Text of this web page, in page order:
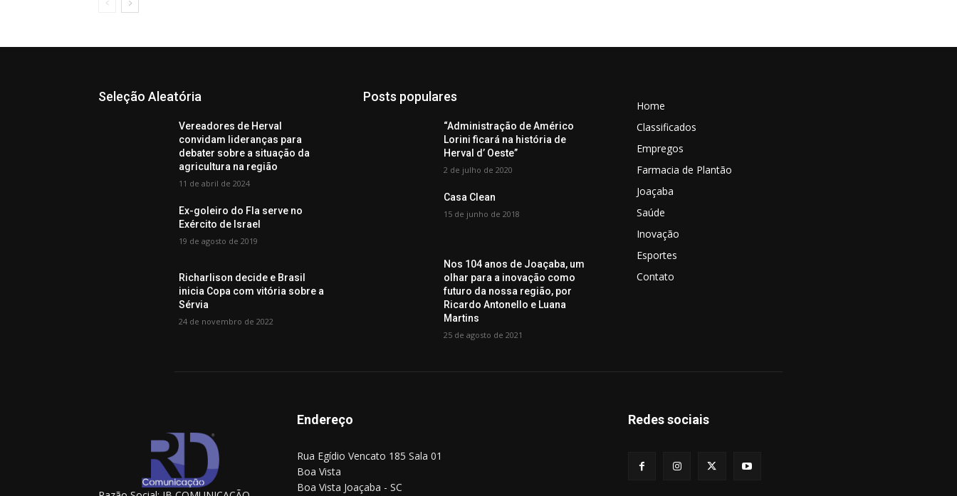
Seleção Aleatória
Vereadores de Herval
convidam lideranças para
debater sobre a situação da
agricultura na região
11 de abril de 2024
Ex-goleiro do Fla serve no
Exército de Israel
19 de agosto de 2019
Richarlison decide e Brasil
inicia Copa com vitória sobre a
Sérvia
24 de novembro de 2022
Posts populares
“Administração de Américo
Lorini ficará na história de
Herval d’ Oeste”
2 de julho de 2020
Casa Clean
15 de junho de 2018
Nos 104 anos de Joaçaba, um
olhar para a inovação como
futuro da nossa região, por
Ricardo Antonello e Luana
Martins
25 de agosto de 2021
Home
Classificados
Empregos
Farmacia de Plantão
Joaçaba
Saúde
Inovação
Esportes
Contato
Endereço
Rua Egídio Vencato 185 Sala 01
Boa Vista
Boa Vista Joaçaba - SC
Redes sociais